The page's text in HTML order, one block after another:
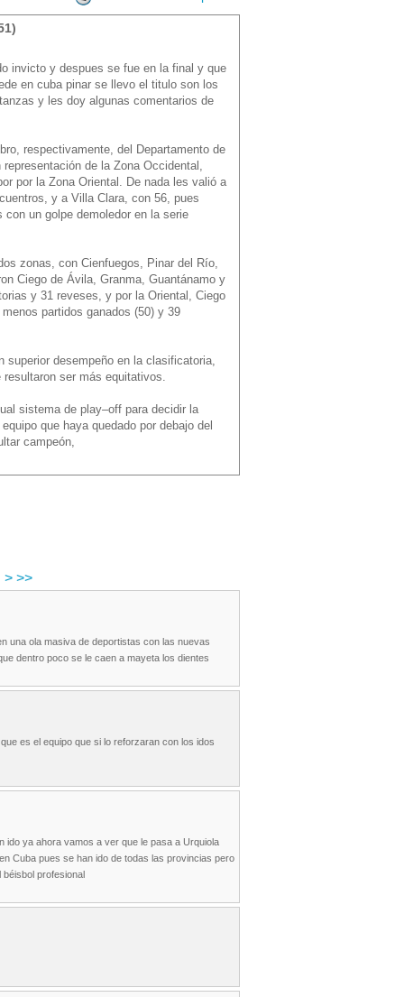
invicto y despues se fue en la final y que
en cuba pinar se llevo el titulo son los
y les doy algunas comentarios de
respectivamente, del Departamento de
de la Zona Occidental,
por la Zona Oriental. De nada les valió a
y a Villa Clara, con 56, pues
un golpe demoledor en la serie
zonas, con Cienfuegos, Pinar del Río,
Ciego de Ávila, Granma, Guantánamo y
y 31 reveses, y por la Oriental, Ciego
partidos ganados (50) y 39
superior desempeño en la clasificatoria,
ser más equitativos.
sistema de play–off para decidir la
que haya quedado por debajo del
campeón,
> >>
una ola masiva de deportistas con las nuevas
dentro poco se le caen a mayeta los dientes
es el equipo que si lo reforzaran con los idos
ido ya ahora vamos a ver que le pasa a Urquiola
Cuba pues se han ido de todas las provincias pero
profesional